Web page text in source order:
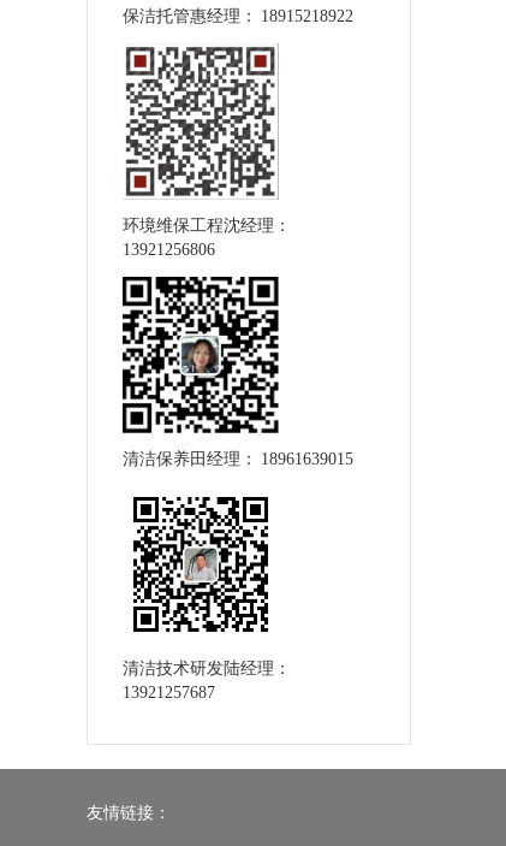
保洁托管惠经理： 18915218922
环境维保工程沈经理：
13921256806
清洁保养田经理： 18961639015
清洁技术研发陆经理：
13921257687
友情链接：